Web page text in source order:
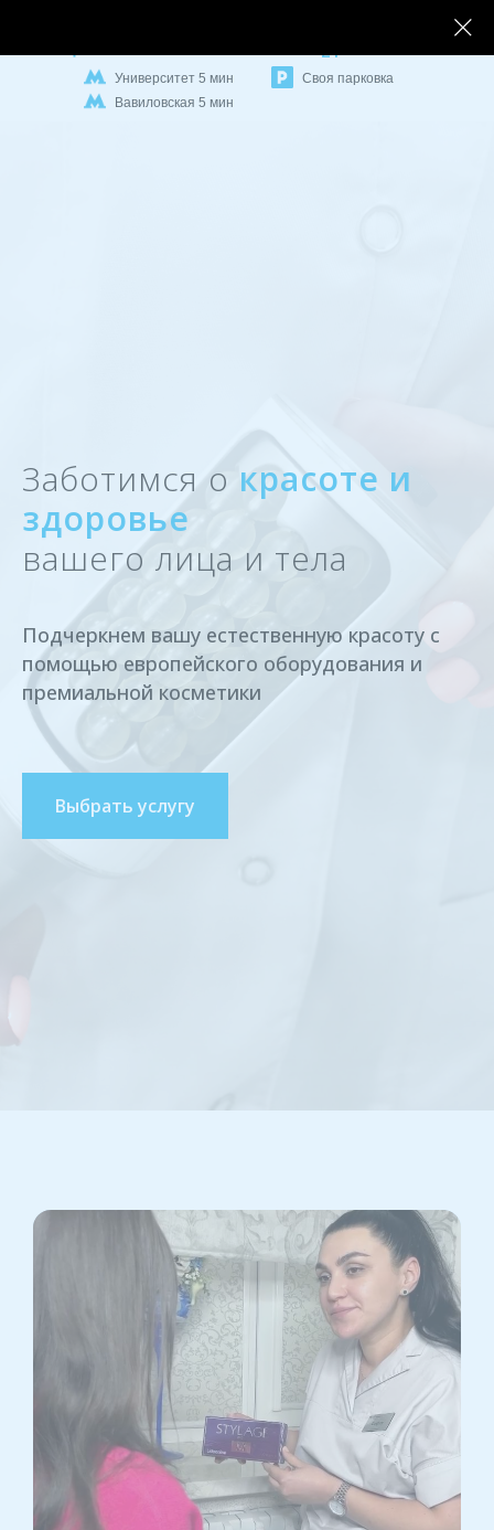
Вавиловская 5 мин
Своя парковка
21
Университет 5 мин
Заботимся о красоте и
здоровье
вашего лица и тела
Подчеркнем вашу естественную красоту с
помощью европейского оборудования и
премиальной косметики
Выбрать услугу